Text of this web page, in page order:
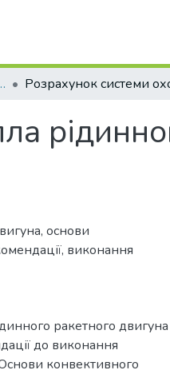
(ФЕС)
, основи
, виконання
ракетного двигуна
до виконання
конвективного